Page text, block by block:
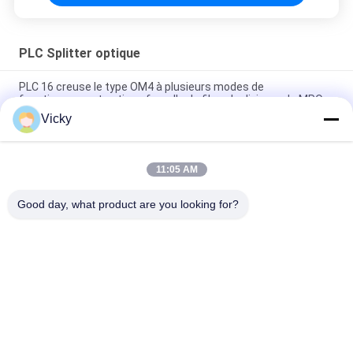
PLC Splitter optique
PLC 16 creuse le type OM4 à plusieurs modes de
fonctionnement optique femelle de fibre de diviseur de MPO
connecteurs optiques de Sc RPA du diviseur 1X64 de PLC de
mode unitaire de châssis du support 1U
Cordon de raccordement LC/UPC à LC/UPC 5M 2.0mm Duplex
Vicky
11:05 AM
Good day, what product are you looking for?